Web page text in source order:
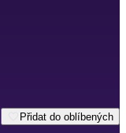
Přidat do oblíbených